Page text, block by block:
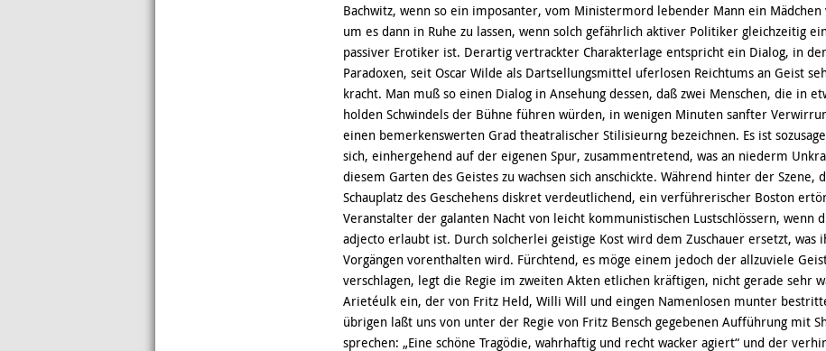
Bachwitz, wenn so ein imposanter, vom Ministermord lebender Mann ein
um es dann in Ruhe zu lassen, wenn solch gefährlich aktiver Politiker gleichzeitig
passiver Erotiker ist. Derartig vertrackter Charakterlage entspricht ein Dialog, in
Paradoxen, seit Oscar Wilde als Dartsellungsmittel uferlosen Reichtums an Geist
kracht. Man muß so einen Dialog in Ansehung dessen, daß zwei Menschen, die in
holden Schwindels der Bühne führen würden, in wenigen Minuten sanfter
einen bemerkenswerten Grad theatralischer Stilisieurng bezeichnen. Es ist
sich, einhergehend auf der eigenen Spur, zusammentretend, was an niederm
diesem Garten des Geistes zu wachsen sich anschickte. Während hinter der Szene,
Schauplatz des Geschehens diskret verdeutlichend, ein verführerischer Boston
Veranstalter der galanten Nacht von leicht kommunistischen Lustschlössern, wenn
adjecto erlaubt ist. Durch solcherlei geistige Kost wird dem Zuschauer ersetzt, was
Vorgängen vorenthalten wird. Fürchtend, es möge einem jedoch der allzuviele
verschlagen, legt die Regie im zweiten Akten etlichen kräftigen, nicht gerade sehr
Arietéulk ein, der von Fritz Held, Willi Will und eingen Namenlosen munter
übrigen laßt uns von unter der Regie von Fritz Bensch gegebenen Aufführung mit
sprechen: „Eine schöne Tragödie, wahrhaftig und recht wacker agiert“ und der